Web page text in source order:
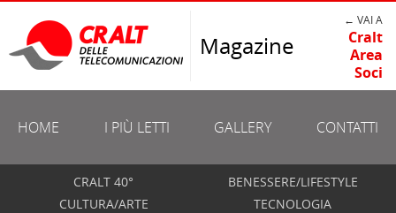
Magazine
← VAI A
Cralt
Area
Soci
HOME I PIÙ LETTI GALLERY CONTATTI
CRALT 40°
CULTURA/ARTE
BENESSERE/LIFESTYLE
TECNOLOGIA